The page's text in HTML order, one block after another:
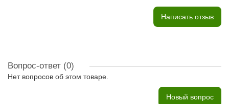
Написать отзыв
Вопрос-ответ (0)
Нет вопросов об этом товаре.
Новый вопрос